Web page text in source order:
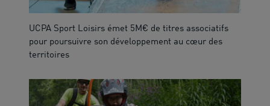
UCPA Sport Loisirs émet 5M€ de titres associatifs
pour poursuivre son développement au cœur des
territoires